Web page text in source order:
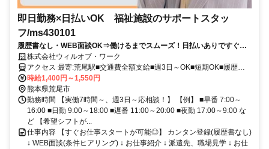
即日勤務×日払いOK 福祉施設のサポートスタッ
フ/ms430101
履歴書なし・WEB面談OK⇒働けるまでスムーズ！日払いありですぐ稼
げる★介護デビュー応援！
株式会社ウィルオブ・ワーク
アクセス 最寄:荒尾駅■交通費全額支給■週3日～OK■短期OK■履歴書
不要
時給1,400円～1,550円
熊本県荒尾市
勤務時間 【実働7時間～、週3日～応相談！】 【例】 ■早番 7:00～
16:00 ■日勤 9:00～18:00 ■遅番 11:00～20:00 ■夜勤 17:00～9:00 な
ど 【希望シフトが...
仕事内容 【すぐお仕事スタートが可能◎】 カンタン登録(履歴書なし)
↓ WEB面談(条件ヒアリング) ↓ お仕事紹介 ↓ 派遣先、職場見学 ↓ お仕